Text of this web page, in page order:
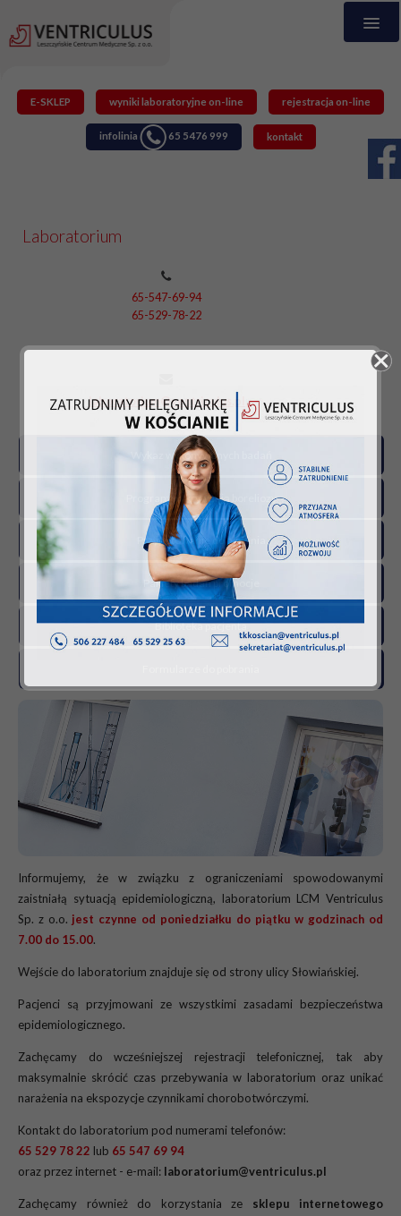
E-SKLEP wyniki laboratoryjne on-line rejestracja on-line
infolinia 65 5476 999 kontakt
Laboratorium
65-547-69-94
65-529-78-22
laboratorium@ventriculus.pl
Wykaz wykonywanych badań
Program wykrywania boreliozy
Przygotowanie do badania
Pakiety badań promocje
Biblioteka pacjenta
Informujemy, że w związku z ograniczeniami spowodowanymi
zaistniałą sytuacją epidemiologiczną, laboratorium LCM Ventriculus
Sp. z o.o. jest czynne od poniedziałku do piątku w godzinach od
7.00 do 15.00.
Wejście do laboratorium znajduje się od strony ulicy Słowiańskiej.
Pacjenci są przyjmowani ze wszystkimi zasadami bezpieczeństwa
epidemiologicznego.
Zachęcamy do wcześniejszej rejestracji telefonicznej, tak aby
maksymalnie skrócić czas przebywania w laboratorium oraz unikać
narażenia na ekspozycje czynnikami chorobotwórczymi.
Kontakt do laboratorium pod numerami telefonów:
65 529 78 22 lub 65 547 69 94
oraz przez internet - e-mail: laboratorium@ventriculus.pl
Zachęcamy również do korzystania ze sklepu internetowego